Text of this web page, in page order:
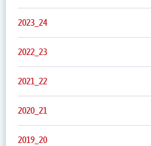
2023_24
2022_23
2021_22
2020_21
2019_20